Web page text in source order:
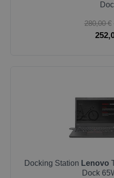
280,00 €
Docking Station Lenovo
Dock